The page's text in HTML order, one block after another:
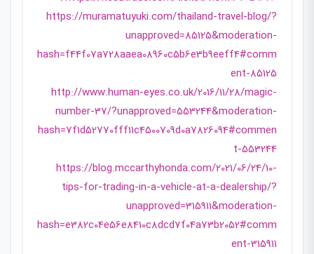
https://muramatuyuki.com/thailand-travel-blog/?
unapproved=85125&moderation-
hash=f44f07a728aaea08960c5b6e3b9eeff4#comm
ent-85125
http://www.human-eyes.co.uk/2016/11/28/magic-
number-37/?unapproved=553244&moderation-
hash=7f1d52770fff11c4500709d0a7826094#commen
t-553244
https://blog.mccarthyhonda.com/2021/06/24/10-
tips-for-trading-in-a-vehicle-at-a-dealership/?
unapproved=315911&moderation-
hash=e382c04e56e8410c8dcd7f04a73b2052#comm
ent-315911